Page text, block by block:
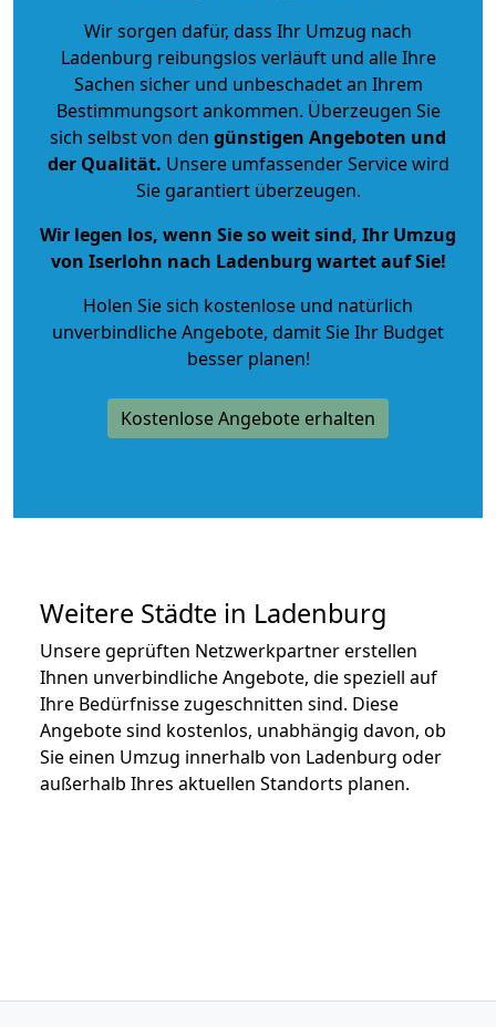
Wir sorgen dafür, dass Ihr Umzug nach
Ladenburg reibungslos verläuft und alle Ihre
Sachen sicher und unbeschadet an Ihrem
Bestimmungsort ankommen. Überzeugen Sie
sich selbst von den günstigen Angeboten und
der Qualität. Unsere umfassender Service wird
Sie garantiert überzeugen.
Wir legen los, wenn Sie so weit sind, Ihr Umzug
von Iserlohn nach Ladenburg wartet auf Sie!
Holen Sie sich kostenlose und natürlich
unverbindliche Angebote, damit Sie Ihr Budget
besser planen!
Kostenlose Angebote erhalten
Weitere Städte in Ladenburg
Unsere geprüften Netzwerkpartner erstellen
Ihnen unverbindliche Angebote, die speziell auf
Ihre Bedürfnisse zugeschnitten sind. Diese
Angebote sind kostenlos, unabhängig davon, ob
Sie einen Umzug innerhalb von Ladenburg oder
außerhalb Ihres aktuellen Standorts planen.